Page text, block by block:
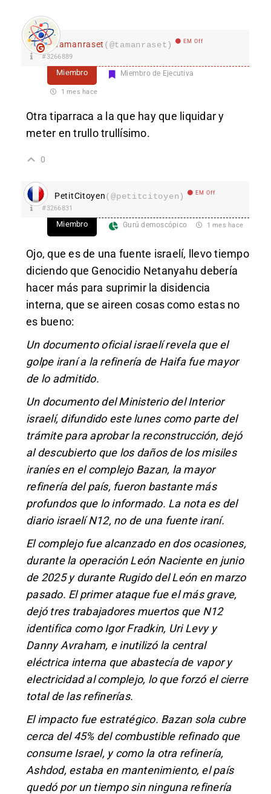
Tamanraset (@tamanraset) EM Off
#3266889
Miembro Miembro de Ejecutiva
1 mes hace
Otra tiparraca a la que hay que liquidar y
meter en trullo trullísimo.
0
PetitCitoyen(@petitcitoyen) EM Off
#3266831
Miembro Gurú demoscópico 1 mes hace
Ojo, que es de una fuente israelí, llevo tiempo
diciendo que Genocidio Netanyahu debería
hacer más para suprimir la disidencia
interna, que se aireen cosas como estas no
es bueno:
Un documento oficial israelí revela que el
golpe iraní a la refinería de Haifa fue mayor
de lo admitido.
Un documento del Ministerio del Interior
israelí, difundido este lunes como parte del
trámite para aprobar la reconstrucción, dejó
al descubierto que los daños de los misiles
iraníes en el complejo Bazan, la mayor
refinería del país, fueron bastante más
profundos que lo informado. La nota es del
diario israelí N12, no de una fuente iraní.
El complejo fue alcanzado en dos ocasiones,
durante la operación León Naciente en junio
de 2025 y durante Rugido del León en marzo
pasado. El primer ataque fue el más grave,
dejó tres trabajadores muertos que N12
identifica como Igor Fradkin, Uri Levy y
Danny Avraham, e inutilizó la central
eléctrica interna que abastecía de vapor y
electricidad al complejo, lo que forzó el cierre
total de las refinerías.
El impacto fue estratégico. Bazan sola cubre
cerca del 45% del combustible refinado que
consume Israel, y como la otra refinería,
Ashdod, estaba en mantenimiento, el país
quedó por un tiempo sin ninguna refinería